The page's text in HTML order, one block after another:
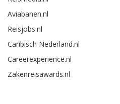
Aviabanen.nl
Reisjobs.nl
Caribisch Nederland.nl
Careerexperience.nl
Zakenreisawards.nl